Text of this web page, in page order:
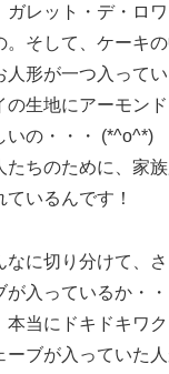
ガレット・デ・ロ
。そして、ケーキ
形が一つ入ってい
の生地にアーモン
いの・・・ (*^o^*)
たちのために、家
いるんです！
なに切り分けて、
入っているか・・
本当にドキドキワ
ーブが入っていた